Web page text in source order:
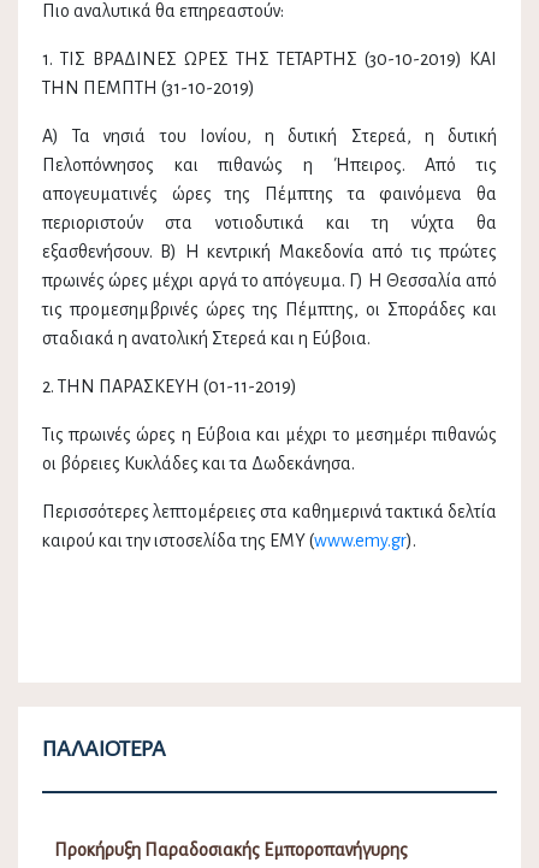
Πιο αναλυτικά θα επηρεαστούν:
1. ΤΙΣ ΒΡΑΔΙΝΕΣ ΩΡΕΣ ΤΗΣ ΤΕΤΑΡΤΗΣ (30-10-2019) ΚΑΙ
ΤΗΝ ΠΕΜΠΤΗ (31-10-2019)
Α) Τα νησιά του Ιονίου, η δυτική Στερεά, η δυτική
Πελοπόννησος και πιθανώς η Ήπειρος. Από τις
απογευματινές ώρες της Πέμπτης τα φαινόμενα θα
περιοριστούν στα νοτιοδυτικά και τη νύχτα θα
εξασθενήσουν. Β) Η κεντρική Μακεδονία από τις πρώτες
πρωινές ώρες μέχρι αργά το απόγευμα. Γ) Η Θεσσαλία από
τις προμεσημβρινές ώρες της Πέμπτης, οι Σποράδες και
σταδιακά η ανατολική Στερεά και η Εύβοια.
2. ΤΗΝ ΠΑΡΑΣΚΕΥΗ (01-11-2019)
Τις πρωινές ώρες η Εύβοια και μέχρι το μεσημέρι πιθανώς
οι βόρειες Κυκλάδες και τα Δωδεκάνησα.
Περισσότερες λεπτομέρειες στα καθημερινά τακτικά δελτία
καιρού και την ιστοσελίδα της ΕΜΥ (www.emy.gr).
ΠΑΛΑΙΌΤΕΡΑ
Προκήρυξη Παραδοσιακής Εμποροπανήγυρης